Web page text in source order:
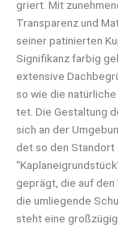
griert. Mit
Trans­pa­renz und
sei­ner pati­nier­ten
Signi­fi­kanz far­big
exten­si­ve
so wie die
tet. Die Gestal­tung
sich an der
det so den Stand­ort
geprägt, die auf
die umlie­gen­de
steht eine